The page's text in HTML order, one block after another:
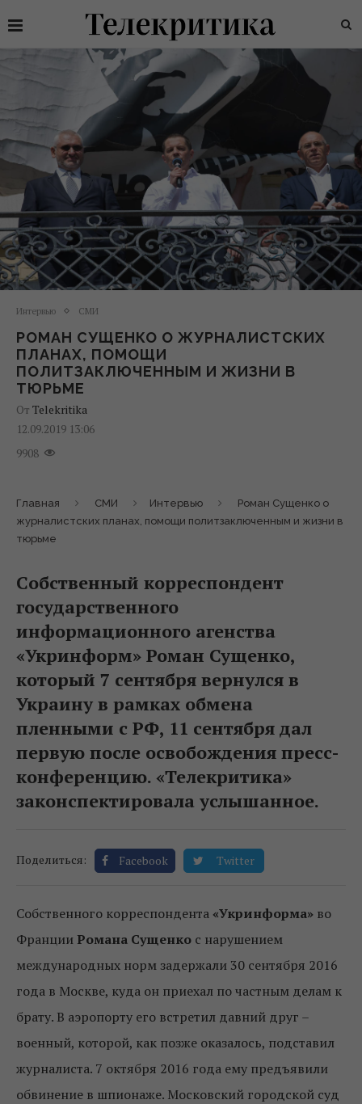
Интервью СМИ
РОМАН СУЩЕНКО О ЖУРНАЛИСТСКИХ
ПЛАНАХ, ПОМОЩИ
ПОЛИТЗАКЛЮЧЕННЫМ И ЖИЗНИ В
ТЮРЬМЕ
От Telekritika
12.09.2019 13:06
9908
Главная СМИ Интервью
Роман Сущенко о
журналистских планах, помощи политзаключенным и жизни в
тюрьме
Собственный корреспондент
государственного
информационного агенства
«Укринформ» Роман Сущенко,
который 7 сентября вернулся в
Украину в рамках обмена
пленными с РФ, 11 сентября дал
первую после освобождения пресс-
конференцию. «Телекритика»
законспектировала услышанное.
Поделиться: Facebook Twitter
Собственного корреспондента «Укринформа» во
Франции Романа Сущенко с нарушением
международных норм задержали 30 сентября 2016
года в Москве, куда он приехал по частным делам к
брату. В аэропорту его встретил давний друг –
военный, которой, как позже оказалось, подставил
журналиста. 7 октября 2016 года ему предъявили
обвинение в шпионаже. Московский городской суд